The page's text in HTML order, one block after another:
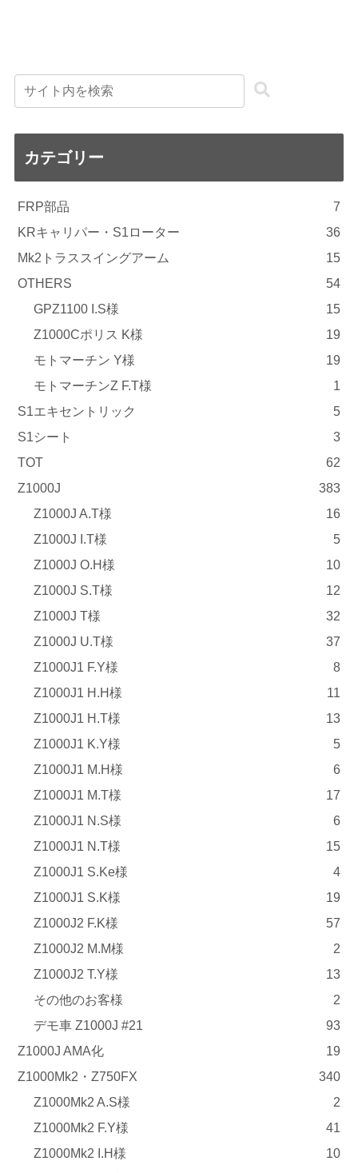
カテゴリー
FRP部品
7
KRキャリパー・S1ローター
36
Mk2トラススイングアーム
15
OTHERS
54
GPZ1100 I.S様
15
Z1000Cポリス K様
19
モトマーチン Y様
19
モトマーチンZ F.T様
1
S1エキセントリック
5
S1シート
3
TOT
62
Z1000J
383
Z1000J A.T様
16
Z1000J I.T様
5
Z1000J O.H様
10
Z1000J S.T様
12
Z1000J T様
32
Z1000J U.T様
37
Z1000J1 F.Y様
8
Z1000J1 H.H様
11
Z1000J1 H.T様
13
Z1000J1 K.Y様
5
Z1000J1 M.H様
6
Z1000J1 M.T様
17
Z1000J1 N.S様
6
Z1000J1 N.T様
15
Z1000J1 S.Ke様
4
Z1000J1 S.K様
19
Z1000J2 F.K様
57
Z1000J2 M.M様
2
Z1000J2 T.Y様
13
その他のお客様
2
デモ車 Z1000J #21
93
Z1000J AMA化
19
Z1000Mk2・Z750FX
340
Z1000Mk2 A.S様
2
Z1000Mk2 F.Y様
41
Z1000Mk2 I.H様
10